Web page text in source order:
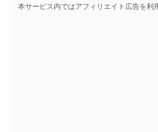
本サービス内ではアフィリエイト広告を利